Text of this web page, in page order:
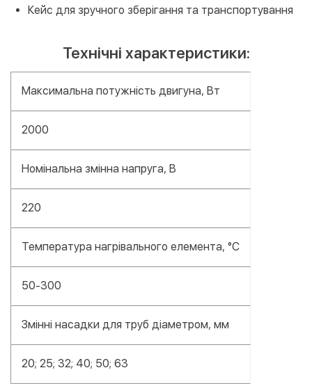
Кейс для зручного зберігання та транспортування
Технічні характеристики:
Максимальна потужність двигуна, Вт
2000
Номінальна змінна напруга, В
220
Температура нагрівального елемента, °C
50-300
Змінні насадки для труб діаметром, мм
20; 25; 32; 40; 50; 63